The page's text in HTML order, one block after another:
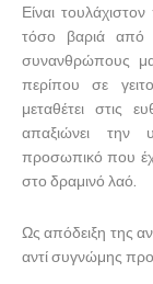
Είναι
τόσο βαριά από
συνανθρώπους
περίπου σε
μεταθέτει στις
απαξιώνει την
προσωπικό που
στο δραμινό λαό.
Ως απόδειξη της
αντί συγνώμης